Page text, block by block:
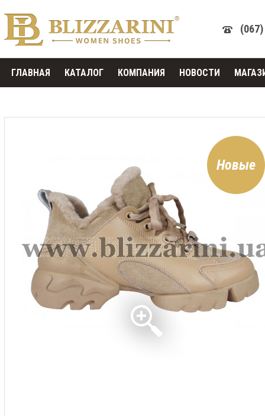
ГЛАВНАЯ КАТАЛОГ КОМПАНИЯ НОВОСТИ
Новые